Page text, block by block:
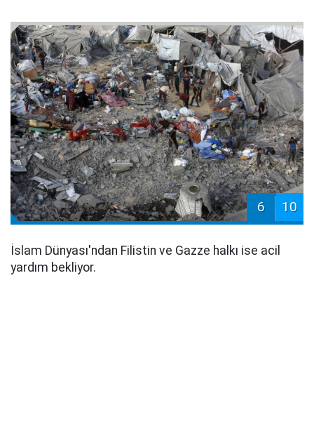
6 10
İslam Dünyası'ndan Filistin ve Gazze halkı ise acil
yardım bekliyor.